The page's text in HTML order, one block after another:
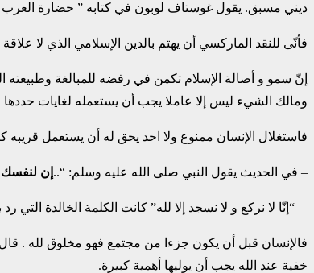
ديني مسبق. يقول غوستاف لوبون في كتابه ” حضارة العرب
فأنّى للنقد الماركسي أن يهتم بالدين الإسلامي الذي لا علاقة
إنّ سمو و أصالة الإسلام تكمن في رفضه للمبالغة
ومالك الشيء ليس إلا عاملا يجب أن يستعمله لغايات حددها
فاستغلال الإنسان ممنوع ولا احد يحق له أن يستعمل قريبه
– في الحديث يقول النبي صلى الله عليه وسلم: “.. إن
– “إنّا لا نركع و لا نسجد إلا لله” كانت الكلمة الخالدة
فالإنسان قبل أن يكون جزءا من مجتمع فهو مخلوق لله .
خفية عند الله يجب أن يوليها أهمية كبيرة.